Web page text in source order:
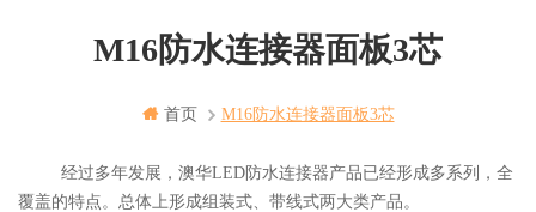
M16防水连接器面板3芯
首页 M16防水连接器面板3芯
经过多年发展，澳华LED防水连接器产品已经形成多系列，全
覆盖的特点。总体上形成组装式、带线式两大类产品。